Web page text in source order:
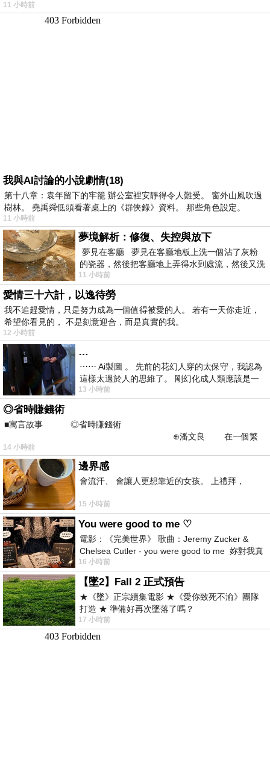
11 小時前
我與AI討論的小說劇情(18)
第十八章：袁年留下的牢籠 辦公室裡安靜得令人難受。 窗外山風吹過
樹林。 堯禹舜低頭看著桌上的《群俠錄》資料。 那些角色設定。
11 小時前
夢境解析：修復、失控與放下
夢見在客廳 夢見在客廳地板上洗一個沾了灰粉
的瓷器，然後把客廳地上弄得水到處流，然後又洗
一頂棒球潮帽，後來發現帽
11 小時前
愛情三十六計，以逸待勞
我不追趕愛情，只是努力成為一個值得被愛的人。 若有一天你走近，
希望你看見的， 不是刻意迎合，而是真實的我。
12 小時前
…
⋯⋯ Ai製圖 。 先前的花幻人穿的太保守，我認為
這樣太過於人的思維了。 剛幻化成人類應該是一
絲不掛吧？ 當然這樣是創不出
13 小時前
◎省時賺錢術
■寓言故事 ◎省時賺錢術
⊕潘文良 在一個繁
華的商業街上，有兩家傳統
14 小時前
邊界感
會流汗、 會讓人更想靠近的女孩。 上禮拜，
15 小時前
You were good to me ♡
電影：《完美世界》 歌曲：Jeremy Zucker &
Chelsea Cutler - you were good to me 妳對我真
好 因
16 小時前
【墜2】Fall 2 正式預告
★《墜》正宗續集電影 ★《愛你致死不渝》團隊
打造 ★ 準備好再次墜落了嗎？
17 小時前